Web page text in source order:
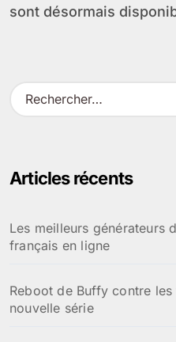
sont désormais
R
e
r
e
r
Articles récents
Les meilleurs générateurs
français en ligne
Reboot de Buffy contre
nouvelle série